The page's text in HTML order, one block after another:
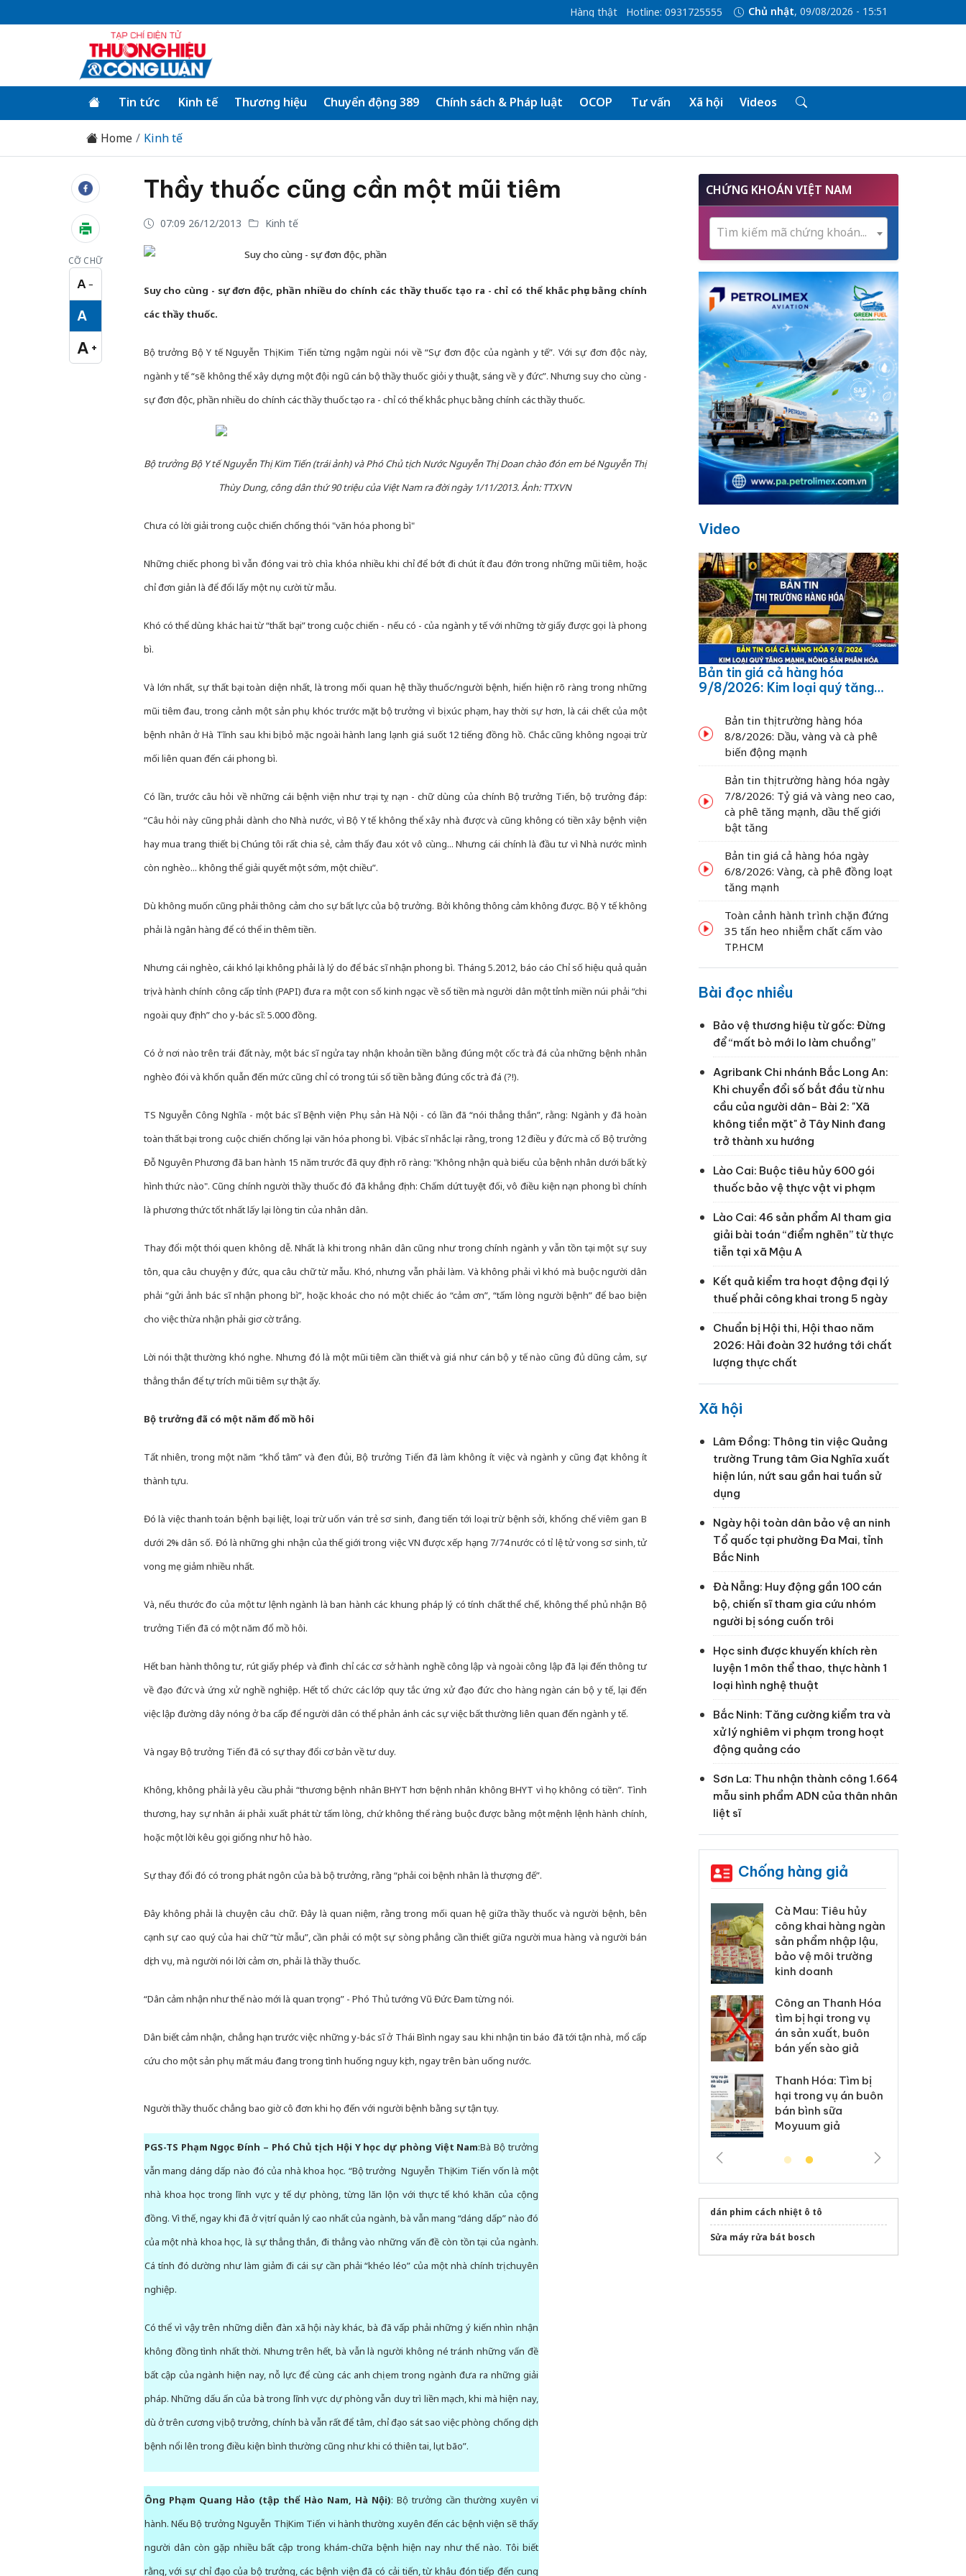
Hàng thật Hotline: 0931725555 Chủ nhật, 09/08/2026 - 15:51
Tin tức Kinh tế Thương hiệu Chuyển động 389 Chính sách & Pháp luật OCOP Tư vấn Xã hội Videos
Home Kinh tế
CỠ CHỮ
A −
Cỡ chữ nhỏ
A
Cỡ chữ vừa
A +
Cỡ chữ lớn
Thầy thuốc cũng cần một mũi tiêm
07:09 26/12/2013 Kinh tế
Suy cho cùng - sự đơn độc, phần
Suy cho cùng - sự đơn độc, phần nhiều do chính các thầy thuốc tạo ra - chỉ có thể khắc phục bằng chính
các thầy thuốc.
Bộ trưởng Bộ Y tế Nguyễn Thị Kim Tiến từng ngậm ngùi nói về “Sự đơn độc của ngành y tế”. Với sự đơn độc này,
ngành y tế “sẽ không thể xây dựng một đội ngũ cán bộ thầy thuốc giỏi y thuật, sáng về y đức”. Nhưng suy cho cùng -
sự đơn độc, phần nhiều do chính các thầy thuốc tạo ra - chỉ có thể khắc phục bằng chính các thầy thuốc.
Bộ trưởng Bộ Y tế Nguyễn Thị Kim Tiến (trái ảnh) và Phó Chủ tịch Nước Nguyễn Thị Doan chào đón em bé Nguyễn Thị
Thùy Dung, công dân thứ 90 triệu của Việt Nam ra đời ngày 1/11/2013. Ảnh: TTXVN
Chưa có lời giải trong cuộc chiến chống thói "văn hóa phong bì"
Những chiếc phong bì vẫn đóng vai trò chìa khóa nhiều khi chỉ để bớt đi chút ít đau đớn trong những mũi tiêm, hoặc
chỉ đơn giản là để đổi lấy một nụ cười từ mẫu.
Khó có thể dùng khác hai từ “thất bại” trong cuộc chiến - nếu có - của ngành y tế với những tờ giấy được gọi là phong
bì.
Và lớn nhất, sự thất bại toàn diện nhất, là trong mối quan hệ thầy thuốc/người bệnh, hiển hiện rõ ràng trong những
mũi tiêm đau, trong cảnh một sản phụ khóc trước mặt bộ trưởng vì bị xúc phạm, hay thời sự hơn, là cái chết của một
bệnh nhân ở Hà Tĩnh sau khi bị bỏ mặc ngoài hành lang lạnh giá suốt 12 tiếng đồng hồ. Chắc cũng không ngoại trừ
mối liên quan đến cái phong bì.
Có lần, trước câu hỏi về những cái bệnh viện như trại tỵ nạn - chữ dùng của chính Bộ trưởng Tiến, bộ trưởng đáp:
“Câu hỏi này cũng phải dành cho Nhà nước, vì Bộ Y tế không thể xây nhà được và cũng không có tiền xây bệnh viện
hay mua trang thiết bị. Chúng tôi rất chia sẻ, cảm thấy đau xót vô cùng... Nhưng cái chính là đầu tư vì Nhà nước mình
còn nghèo... không thể giải quyết một sớm, một chiều”.
Dù không muốn cũng phải thông cảm cho sự bất lực của bộ trưởng. Bởi không thông cảm không được. Bộ Y tế không
phải là ngân hàng để có thể in thêm tiền.
Nhưng cái nghèo, cái khó lại không phải là lý do để bác sĩ nhận phong bì. Tháng 5.2012, báo cáo Chỉ số hiệu quả quản
trị và hành chính công cấp tỉnh (PAPI) đưa ra một con số kinh ngạc về số tiền mà người dân một tỉnh miền núi phải “chi
ngoài quy định” cho y-bác sĩ: 5.000 đồng.
Có ở nơi nào trên trái đất này, một bác sĩ ngửa tay nhận khoản tiền bằng đúng một cốc trà đá của những bệnh nhân
nghèo đói và khốn quẫn đến mức cũng chỉ có trong túi số tiền bằng đúng cốc trà đá (?!).
TS Nguyễn Công Nghĩa - một bác sĩ Bệnh viện Phụ sản Hà Nội - có lần đã “nói thẳng thắn”, rằng: Ngành y đã hoàn
toàn thất bại trong cuộc chiến chống lại văn hóa phong bì. Vị bác sĩ nhắc lại rằng, trong 12 điều y đức mà cố Bộ trưởng
Đỗ Nguyên Phương đã ban hành 15 năm trước đã quy định rõ ràng: "Không nhận quà biếu của bệnh nhân dưới bất kỳ
hình thức nào". Cũng chính người thầy thuốc đó đã khẳng định: Chấm dứt tuyệt đối, vô điều kiện nạn phong bì chính
là phương thức tốt nhất lấy lại lòng tin của nhân dân.
Thay đổi một thói quen không dễ. Nhất là khi trong nhân dân cũng như trong chính ngành y vẫn tồn tại một sự suy
tôn, qua câu chuyện y đức, qua câu chữ từ mẫu. Khó, nhưng vẫn phải làm. Và không phải vì khó mà buộc người dân
phải “gửi ảnh bác sĩ nhận phong bì”, hoặc khoác cho nó một chiếc áo “cảm ơn”, “tấm lòng người bệnh” để bao biện
cho việc thừa nhận phải giơ cờ trắng.
Lời nói thật thường khó nghe. Nhưng đó là một mũi tiêm cần thiết và giá như cán bộ y tế nào cũng đủ dũng cảm, sự
thẳng thắn để tự trích mũi tiêm sự thật ấy.
Bộ trưởng đã có một năm đổ mồ hôi
Tất nhiên, trong một năm “khổ tâm” và đen đủi, Bộ trưởng Tiến đã làm không ít việc và ngành y cũng đạt không ít
thành tựu.
Đó là việc thanh toán bệnh bại liệt, loại trừ uốn ván trẻ sơ sinh, đang tiến tới loại trừ bệnh sởi, khống chế viêm gan B
dưới 2% dân số. Đó là những ghi nhận của thế giới trong việc VN được xếp hạng 7/74 nước có tỉ lệ tử vong sơ sinh, tử
vong mẹ giảm nhiều nhất.
Và, nếu thước đo của một tư lệnh ngành là ban hành các khung pháp lý có tính chất thể chế, không thể phủ nhận Bộ
trưởng Tiến đã có một năm đổ mồ hôi.
Hết ban hành thông tư, rút giấy phép và đình chỉ các cơ sở hành nghề công lập và ngoài công lập đã lại đến thông tư
về đạo đức và ứng xử nghề nghiệp. Hết tổ chức các lớp quy tắc ứng xử đạo đức cho hàng ngàn cán bộ y tế, lại đến
việc lập đường dây nóng ở ba cấp để người dân có thể phản ánh các sự việc bất thường liên quan đến ngành y tế.
Và ngay Bộ trưởng Tiến đã có sự thay đổi cơ bản về tư duy.
Không, không phải là yêu cầu phải “thương bệnh nhân BHYT hơn bệnh nhân không BHYT vì họ không có tiền”. Tình
thương, hay sự nhân ái phải xuất phát từ tấm lòng, chứ không thể ràng buộc được bằng một mệnh lệnh hành chính,
hoặc một lời kêu gọi giống như hô hào.
Sự thay đổi đó có trong phát ngôn của bà bộ trưởng, rằng “phải coi bệnh nhân là thượng đế”.
Đây không phải là chuyện câu chữ. Đây là quan niệm, rằng trong mối quan hệ giữa thầy thuốc và người bệnh, bên
cạnh sự cao quý của hai chữ “từ mẫu”, cần phải có một sự sòng phẳng cần thiết giữa người mua hàng và người bán
dịch vụ, mà người nói lời cảm ơn, phải là thầy thuốc.
“Dân cảm nhận như thế nào mới là quan trọng” - Phó Thủ tướng Vũ Đức Đam từng nói.
Dân biết cảm nhận, chẳng hạn trước việc những y-bác sĩ ở Thái Bình ngay sau khi nhận tin báo đã tới tận nhà, mổ cấp
cứu cho một sản phụ mất máu đang trong tình huống nguy kịch, ngay trên bàn uống nước.
Người thầy thuốc chẳng bao giờ cô đơn khi họ đến với người bệnh bằng sự tận tụy.
PGS-TS Phạm Ngọc Đính – Phó Chủ tịch Hội Y học dự phòng Việt Nam:Bà Bộ trưởng
vẫn mang dáng dấp nào đó của nhà khoa học. “Bộ trưởng Nguyễn Thị Kim Tiến vốn là một
nhà khoa học trong lĩnh vực y tế dự phòng, từng lăn lộn với thực tế khó khăn của cộng
đồng. Vì thế, ngay khi đã ở vị trí quản lý cao nhất của ngành, bà vẫn mang “dáng dấp” nào đó
của một nhà khoa học, là sự thẳng thắn, đi thẳng vào những vấn đề còn tồn tại của ngành.
Cá tính đó dường như làm giảm đi cái sự cần phải “khéo léo” của một nhà chính trị chuyên
nghiệp.
Có thể vì vậy trên những diễn đàn xã hội này khác, bà đã vấp phải những ý kiến nhìn nhận
không đồng tình nhất thời. Nhưng trên hết, bà vẫn là người không né tránh những vấn đề
bất cập của ngành hiện nay, nỗ lực để cùng các anh chị em trong ngành đưa ra những giải
pháp. Những dấu ấn của bà trong lĩnh vực dự phòng vẫn duy trì liền mạch, khi mà hiện nay,
dù ở trên cương vị bộ trưởng, chính bà vẫn rất để tâm, chỉ đạo sát sao việc phòng chống dịch
bệnh nổi lên trong điều kiện bình thường cũng như khi có thiên tai, lụt bão”.
Ông Phạm Quang Hảo (tập thể Hào Nam, Hà Nội): Bộ trưởng cần thường xuyên vi
hành. Nếu Bộ trưởng Nguyễn Thị Kim Tiến vi hành thường xuyên đến các bệnh viện sẽ thấy
người dân còn gặp nhiều bất cập trong khám-chữa bệnh hiện nay như thế nào. Tôi biết
rằng, với sự chỉ đạo của bộ trưởng, các bệnh viện đã có cải tiến, từ khâu đón tiếp đến cung
CHỨNG KHOÁN VIỆT NAM
Tìm kiếm mã chứng khoán...
Video
Bản tin giá cả hàng hóa
9/8/2026: Kim loại quý tăng
Bản tin thị trường hàng hóa
8/8/2026: Dầu, vàng và cà phê
biến động mạnh
Bản tin thị trường hàng hóa ngày
7/8/2026: Tỷ giá và vàng neo cao,
cà phê tăng mạnh, dầu thế giới
bật tăng
Bản tin giá cả hàng hóa ngày
6/8/2026: Vàng, cà phê đồng loạt
tăng mạnh
Toàn cảnh hành trình chặn đứng
35 tấn heo nhiễm chất cấm vào
TP.HCM
Bài đọc nhiều
Bảo vệ thương hiệu từ gốc: Đừng
để “mất bò mới lo làm chuồng”
Agribank Chi nhánh Bắc Long An:
Khi chuyển đổi số bắt đầu từ nhu
cầu của người dân- Bài 2: "Xã
không tiền mặt" ở Tây Ninh đang
trở thành xu hướng
Lào Cai: Buộc tiêu hủy 600 gói
thuốc bảo vệ thực vật vi phạm
Lào Cai: 46 sản phẩm AI tham gia
giải bài toán “điểm nghẽn” từ thực
tiễn tại xã Mậu A
Kết quả kiểm tra hoạt động đại lý
thuế phải công khai trong 5 ngày
Chuẩn bị Hội thi, Hội thao năm
2026: Hải đoàn 32 hướng tới chất
lượng thực chất
Xã hội
Lâm Đồng: Thông tin việc Quảng
trường Trung tâm Gia Nghĩa xuất
hiện lún, nứt sau gần hai tuần sử
dụng
Ngày hội toàn dân bảo vệ an ninh
Tổ quốc tại phường Đa Mai, tỉnh
Bắc Ninh
Đà Nẵng: Huy động gần 100 cán
bộ, chiến sĩ tham gia cứu nhóm
người bị sóng cuốn trôi
Học sinh được khuyến khích rèn
luyện 1 môn thể thao, thực hành 1
loại hình nghệ thuật
Bắc Ninh: Tăng cường kiểm tra và
xử lý nghiêm vi phạm trong hoạt
động quảng cáo
Sơn La: Thu nhận thành công 1.664
mẫu sinh phẩm ADN của thân nhân
liệt sĩ
Chống hàng giả
Cà Mau: Tiêu hủy
sản phẩm nhập lậu,
án sản xuất, buôn
Khẩn trương xác
minh, xử lý sản phẩm
Slimaura Care x3 sử
dụng giấy phép giả
mạo
Lào Cai xử lý 83 vụ vi
phạm thương mại
trong tháng 7
Hưng Yên: Xử lý 6 hộ
kinh doanh bán hàng
giả mạo nhãn hiệu
Adidas, Nike
dán phim cách nhiệt ô tô
Sửa máy rửa bát bosch